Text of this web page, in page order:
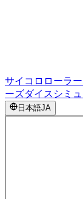
サイコロローラー
ーズダイスシミ
日本語JA